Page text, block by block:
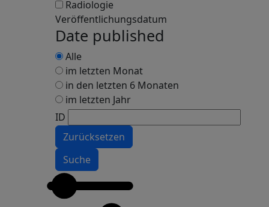
Radiologie
Veröffentlichungsdatum
Date published
Alle
im letzten Monat
in den letzten 6 Monaten
im letzten Jahr
ID